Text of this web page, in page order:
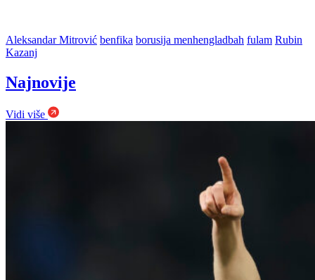
Aleksandar Mitrović benfika borusija menhengladbah fulam Rubin
Kazanj
Najnovije
Vidi više